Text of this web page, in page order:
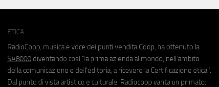
ETICA
RadioCoop, musica e voce dei punti vendita Coop, ha ottenuto la
SA8000 diventando così "la prima azienda al mondo, nell'ambito
della comunicazione e dell'editoria, a ricevere la Certificazione etica".
Dal punto di vista artistico e culturale, Radiocoop vanta un primato: